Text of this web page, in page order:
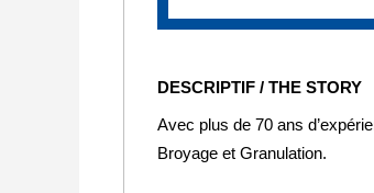
DESCRIPTIF / THE STORY
Avec plus de 70 ans
Broyage et Granulation.